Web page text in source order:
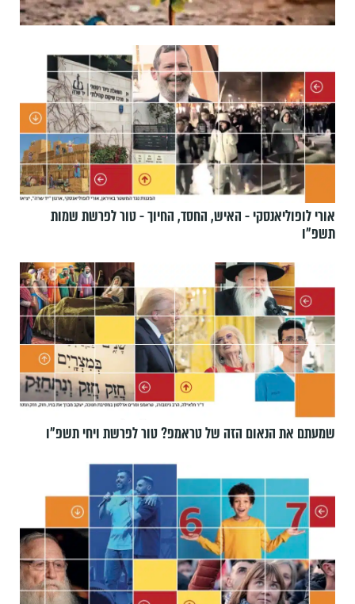
אורי לופוליאנסקי - האיש, החסד, החיוך - טור לפרשת שמות
תשפ״ו
שמעתם את הנאום הזה של טראמפ? טור לפרשת ויחי תשפ״ו